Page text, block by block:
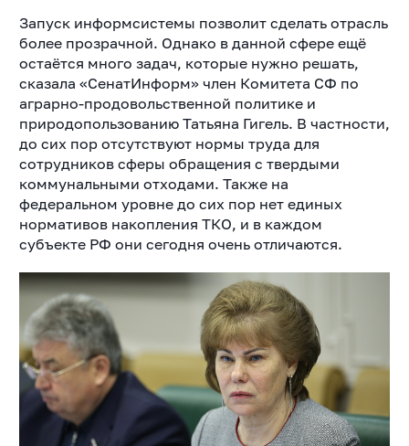
Запуск информсистемы позволит сделать отрасль
более прозрачной. Однако в данной сфере ещё
остаётся много задач, которые нужно решать,
сказала «СенатИнформ» член Комитета СФ по
аграрно-продовольственной политике и
природопользованию Татьяна Гигель. В частности,
до сих пор отсутствуют нормы труда для
сотрудников сферы обращения с твердыми
коммунальными отходами. Также на
федеральном уровне до сих пор нет единых
нормативов накопления ТКО, и в каждом
субъекте РФ они сегодня очень отличаются.